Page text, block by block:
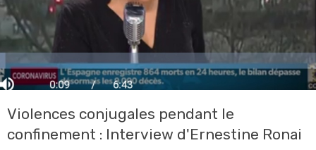
Violences conjugales pendant le
confinement : Interview d'Ernestine Ronai